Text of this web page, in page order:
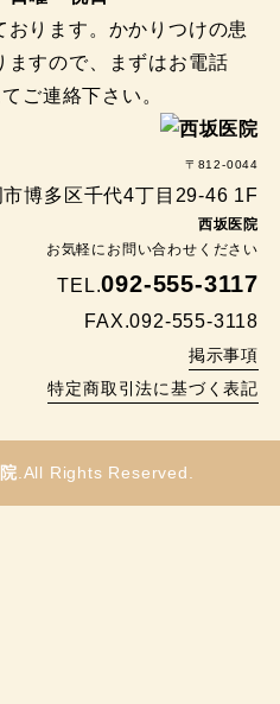
ります。かかりつけの患
ますので、まずはお電話
ご連絡下さい。
〒812-0044
市博多区千代4丁目29-46 1F
西坂医院
お気軽にお問い合わせください
TEL.092-555-3117
FAX.092-555-3118
掲示事項
特定商取引法に基づく表記
.All Rights Reserved.